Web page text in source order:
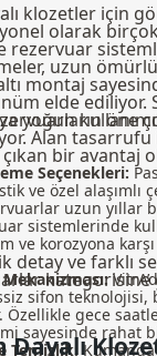
klozetler için
olarak
rezervuar
uzun
montaj
elde ediliyor.
yoğun
Alan
bir avantaj
öne
Seçenekleri:
ve özel alaşımlı
uzun yıllar
sistemlerinde
ve korozyona
Mekanizması:
sifon
Özellikle gece
sayesinde rahat
Temizlik:
detay ve farklı
kategorisine
Dayalı